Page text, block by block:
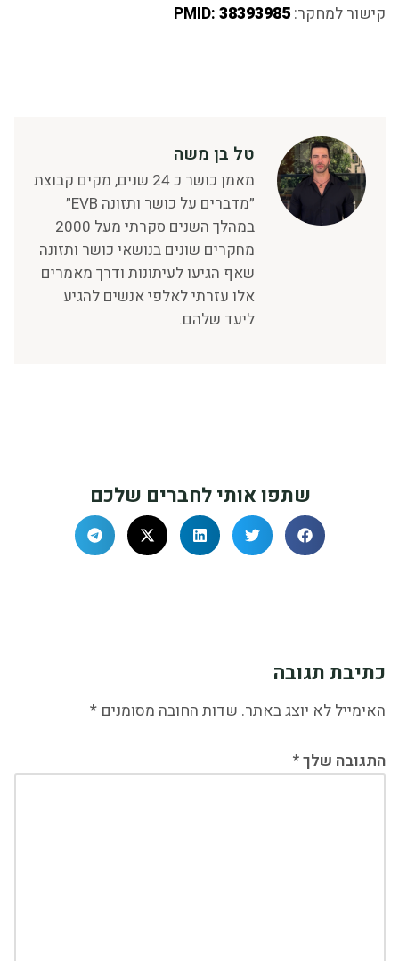
קישור למחקר: PMID: 38393985
טל בן משה
מאמן כושר כ 24 שנים, מקים קבוצת
״מדברים על כושר ותזונה EVB״
במהלך השנים סקרתי מעל 2000
מחקרים שונים בנושאי כושר ותזונה
שאף הגיעו לעיתונות ודרך מאמרים
אלו עזרתי לאלפי אנשים להגיע
ליעד שלהם.
שתפו אותי לחברים שלכם
כתיבת תגובה
האימייל לא יוצג באתר. שדות החובה מסומנים *
התגובה שלך*